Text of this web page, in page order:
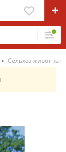
Сельхоз животные